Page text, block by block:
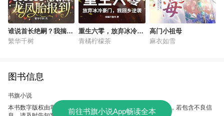
谁说首长绝嗣？我揣龙
凤胎报到
繁华千树
重生六零，放弃冰冷豪
门，我回乡逆袭
青橘柠檬茶
高门小祖母
麻衣如雪
图书信息
书旗小说
本书数字版权由掌中文学提供，授权本软件使用、制作、发行，若包含不良信
前往书旗小说App畅读全本